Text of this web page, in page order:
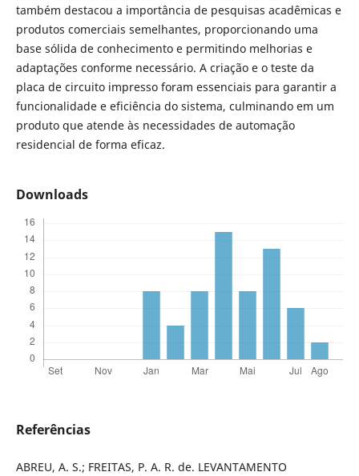
também destacou a importância de pesquisas acadêmicas e
produtos comerciais semelhantes, proporcionando uma
base sólida de conhecimento e permitindo melhorias e
adaptações conforme necessário. A criação e o teste da
placa de circuito impresso foram essenciais para garantir a
funcionalidade e eficiência do sistema, culminando em um
produto que atende às necessidades de automação
residencial de forma eficaz.
Downloads
Referências
ABREU, A. S.; FREITAS, P. A. R. de. LEVANTAMENTO